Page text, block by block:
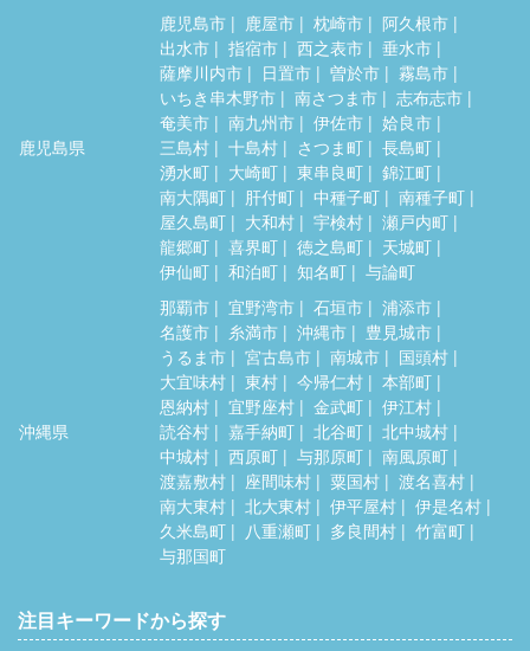
鹿児島県
鹿児島市 鹿屋市 枕崎市
阿久根市
出水市
指宿市 西之表市
垂水市
薩摩川内市
日置市 曽於市
霧島市
いちき串木野市
南さつま市
志布志市
奄美市
南九州市 伊佐市
姶良市
三島村
十島村 さつま町
長島町
湧水町
大崎町 東串良町
錦江町
南大隅町
肝付町 中種子町
南種子町
屋久島町
大和村 宇検村
瀬戸内町
龍郷町
喜界町 徳之島町
天城町
伊仙町
和泊町 知名町 与論町
沖縄県
那覇市 宜野湾市 石垣市
浦添市
名護市
糸満市 沖縄市
豊見城市
うるま市
宮古島市 南城市
国頭村
大宜味村
東村 今帰仁村
本部町
恩納村
宜野座村 金武町
伊江村
読谷村
嘉手納町 北谷町
北中城村
中城村
西原町 与那原町
南風原町
渡嘉敷村
座間味村 粟国村
渡名喜村
南大東村
北大東村 伊平屋村
伊是名村
久米島町
八重瀬町 多良間村
竹富町
与那国町
注目キーワードから探す